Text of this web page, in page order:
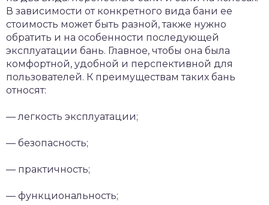
В зависимости от конкретного вида бани ее
стоимость может быть разной, также нужно
обратить и на особенности последующей
эксплуатации бань. Главное, чтобы она была
комфортной, удобной и перспективной для
пользователей. К преимуществам таких бань
относят:
— легкость эксплуатации;
— безопасность;
— практичность;
— функциональность;